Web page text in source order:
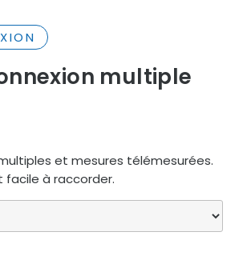
multiple
etmesures télémesurées.
facileàraccorder.